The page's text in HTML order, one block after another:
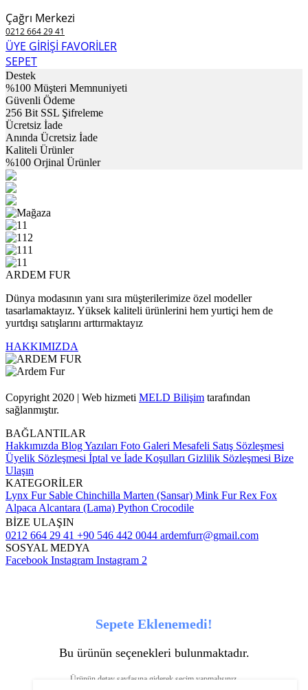
Çağrı Merkezi
0212 664 29 41
ÜYE GİRİŞİ FAVORİLER
SEPET
Destek
%100 Müşteri Memnuniyeti
Güvenli Ödeme
256 Bit SSL Şifreleme
Ücretsiz İade
Anında Ücretsiz İade
Kaliteli Ürünler
%100 Orjinal Ürünler
ARDEM FUR
Dünya modasının yanı sıra müşterilerimize özel modeller
tasarlamaktayız. Yüksek kaliteli ürünlerini hem yurtiçi hem de
yurtdışı satışlarını arttırmaktayız
HAKKIMIZDA
Copyright 2020 | Web hizmeti MELD Bilişim tarafından
sağlanmıştır.
BAĞLANTILAR
Hakkımızda Blog Yazıları Foto Galeri Mesafeli Satış Sözleşmesi
Üyelik Sözleşmesi İptal ve İade Koşulları Gizlilik Sözleşmesi Bize
Ulaşın
KATEGORİLER
Lynx FurSable Chinchilla Marten (Sansar) Mink FurRex Fox
Alpaca Alcantara (Lama) Python Crocodile
BİZE ULAŞIN
0212 664 29 41 +90 546 442 0044 ardemfurr@gmail.com
SOSYAL MEDYA
Facebook Instagram Instagram 2
Sepete Eklenemedi!
Bu ürünün seçenekleri bulunmaktadır.
Ürünün detay sayfasına giderek seçim yapmalısınız.